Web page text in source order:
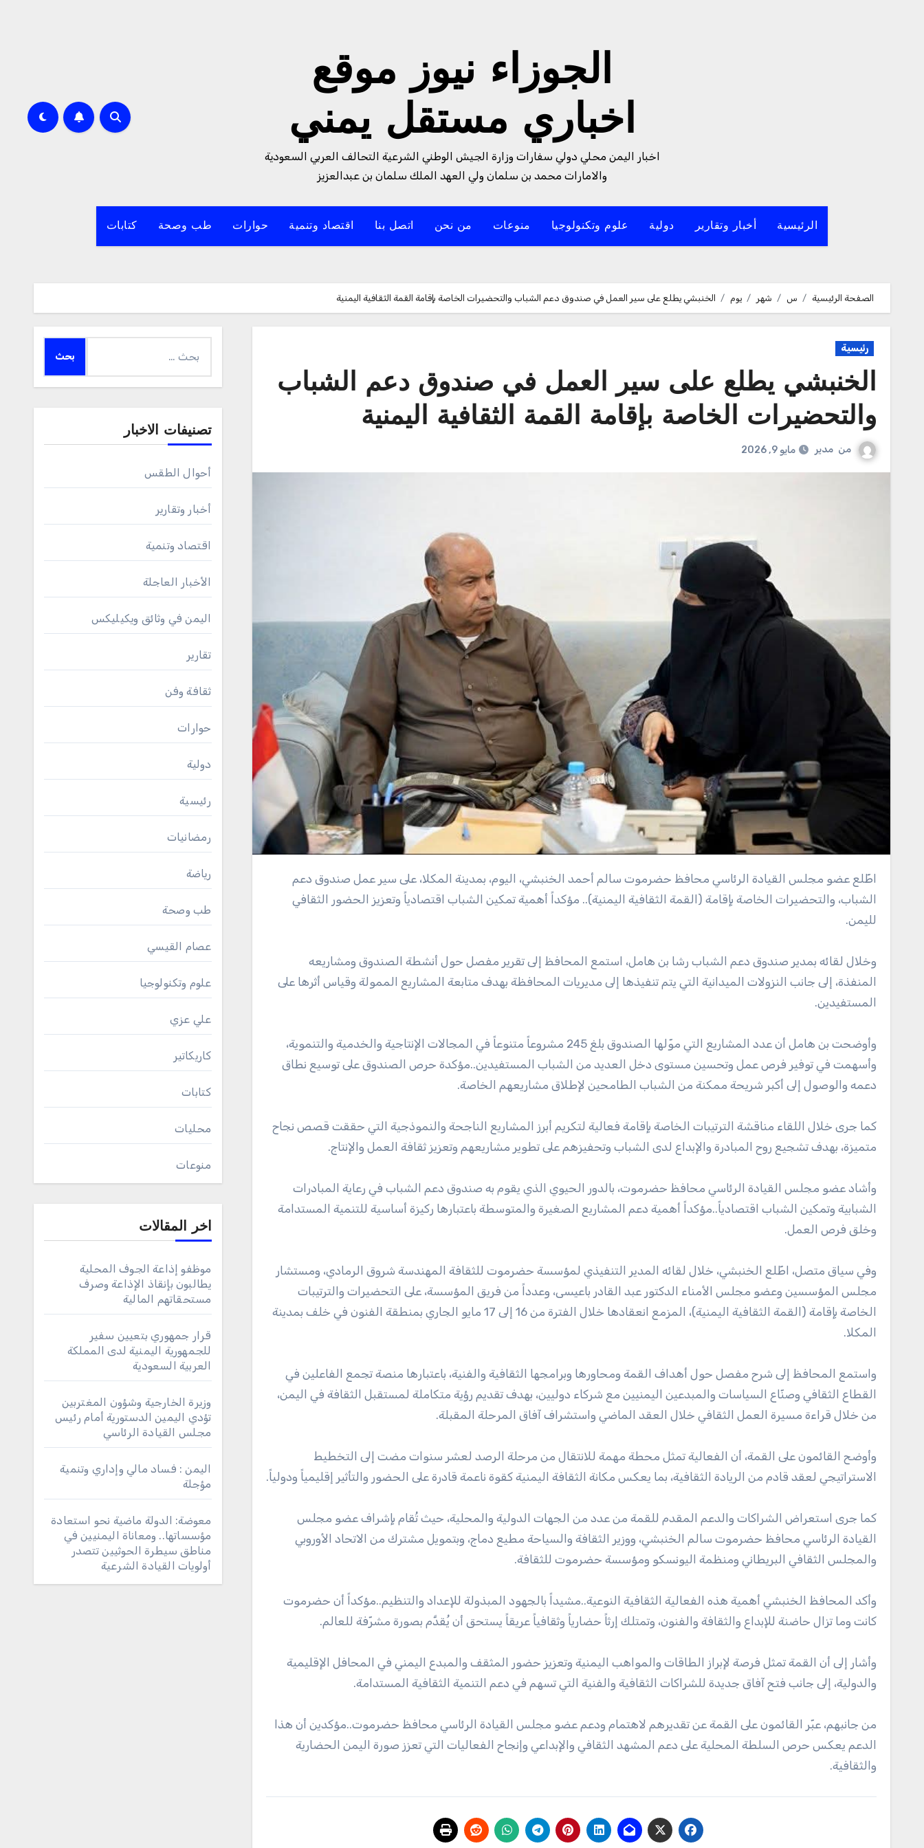
الجوزاء نيوز موقع
اخباري مستقل يمني
اخبار اليمن محلي دولي سفارات وزارة الجيش الوطني الشرعية التحالف العربي السعودية
والامارات محمد بن سلمان ولي العهد الملك سلمان بن عبدالعزيز
الرئيسية أخبار وتقارير دولية علوم وتكنولوجيا منوعات من نحن اتصل بنا اقتصاد وتنمية حوارات طب وصحة كتابات
الصفحة الرئيسية س شهر يوم الخنبشي يطلع على سير العمل في صندوق دعم الشباب والتحضيرات الخاصة بإقامة القمة الثقافية اليمنية
رئيسية
الخنبشي يطلع على سير العمل في صندوق دعم الشباب
والتحضيرات الخاصة بإقامة القمة الثقافية اليمنية
من مدير مايو 9, 2026
الشباب، والتحضيرات الخاصة بإقامة (القمة الثقافية اليمنية).. مؤكداً أهمية تمكين الشباب اقتصادياً وتعزيز الحضور الثقافي
لليمن.
وخلال لقائه بمدير صندوق دعم الشباب رشا بن هامل، استمع المحافظ إلى تقرير مفصل حول أنشطة الصندوق ومشاريعه
المنفذة، إلى جانب النزولات الميدانية التي يتم تنفيذها إلى مديريات المحافظة بهدف متابعة المشاريع الممولة وقياس أثرها على
المستفيدين.
وأوضحت بن هامل أن عدد المشاريع التي موّلها الصندوق بلغ 245 مشروعاً متنوعاً في المجالات الإنتاجية والخدمية والتنموية،
وأسهمت في توفير فرص عمل وتحسين مستوى دخل العديد من الشباب المستفيدين..مؤكدة حرص الصندوق على توسيع نطاق
دعمه والوصول إلى أكبر شريحة ممكنة من الشباب الطامحين لإطلاق مشاريعهم الخاصة.
كما جرى خلال اللقاء مناقشة الترتيبات الخاصة بإقامة فعالية لتكريم أبرز المشاريع الناجحة والنموذجية التي حققت قصص نجاح
متميزة، بهدف تشجيع روح المبادرة والإبداع لدى الشباب وتحفيزهم على تطوير مشاريعهم وتعزيز ثقافة العمل والإنتاج.
وأشاد عضو مجلس القيادة الرئاسي محافظ حضرموت، بالدور الحيوي الذي يقوم به صندوق دعم الشباب في رعاية المبادرات
الشبابية وتمكين الشباب اقتصادياً..مؤكداً أهمية دعم المشاريع الصغيرة والمتوسطة باعتبارها ركيزة أساسية للتنمية المستدامة
وخلق فرص العمل.
وفي سياق متصل، اطّلع الخنبشي، خلال لقائه المدير التنفيذي لمؤسسة حضرموت للثقافة المهندسة شروق الرمادي، ومستشار
مجلس المؤسسين وعضو مجلس الأمناء الدكتور عبد القادر باعيسى، وعدداً من فريق المؤسسة، على التحضيرات والترتيبات
الخاصة بإقامة (القمة الثقافية اليمنية)، المزمع انعقادها خلال الفترة من 16 إلى 17 مايو الجاري بمنطقة الفنون في خلف بمدينة
المكلا.
واستمع المحافظ إلى شرح مفصل حول أهداف القمة ومحاورها وبرامجها الثقافية والفنية، باعتبارها منصة تجمع الفاعلين في
القطاع الثقافي وصنّاع السياسات والمبدعين اليمنيين مع شركاء دوليين، بهدف تقديم رؤية متكاملة لمستقبل الثقافة في اليمن،
من خلال قراءة مسيرة العمل الثقافي خلال العقد الماضي واستشراف آفاق المرحلة المقبلة.
وأوضح القائمون على القمة، أن الفعالية تمثل محطة مهمة للانتقال من مرحلة الرصد لعشر سنوات مضت إلى التخطيط
الاستراتيجي لعقد قادم من الريادة الثقافية، بما يعكس مكانة الثقافة اليمنية كقوة ناعمة قادرة على الحضور والتأثير إقليمياً ودولياً.
كما جرى استعراض الشراكات والدعم المقدم للقمة من عدد من الجهات الدولية والمحلية، حيث تُقام بإشراف عضو مجلس
القيادة الرئاسي محافظ حضرموت سالم الخنبشي، ووزير الثقافة والسياحة مطيع دماج، وبتمويل مشترك من الاتحاد الأوروبي
والمجلس الثقافي البريطاني ومنظمة اليونسكو ومؤسسة حضرموت للثقافة.
وأكد المحافظ الخنبشي أهمية هذه الفعالية الثقافية النوعية..مشيداً بالجهود المبذولة للإعداد والتنظيم..مؤكداً أن حضرموت
كانت وما تزال حاضنة للإبداع والثقافة والفنون، وتمتلك إرثاً حضارياً وثقافياً عريقاً يستحق أن يُقدَّم بصورة مشرّفة للعالم.
وأشار إلى أن القمة تمثل فرصة لإبراز الطاقات والمواهب اليمنية وتعزيز حضور المثقف والمبدع اليمني في المحافل الإقليمية
والدولية، إلى جانب فتح آفاق جديدة للشراكات الثقافية والفنية التي تسهم في دعم التنمية الثقافية المستدامة.
من جانبهم، عبّر القائمون على القمة عن تقديرهم لاهتمام ودعم عضو مجلس القيادة الرئاسي محافظ حضرموت..مؤكدين أن هذا
الدعم يعكس حرص السلطة المحلية على دعم المشهد الثقافي والإبداعي وإنجاح الفعاليات التي تعزز صورة اليمن الحضارية
والثقافية.
عن:
تصنيفات الاخبار
أحوال الطقس
أخبار وتقارير
اقتصاد وتنمية
الأخبار العاجلة
اليمن في وثائق ويكيليكس
تقارير
ثقافة وفن
حوارات
دولية
رئيسية
رمضانيات
رياضة
طب وصحة
عصام القيسي
علوم وتكنولوجيا
علي عزي
كاريكاتير
كتابات
محليات
منوعات
اخر المقالات
موظفو إذاعة الجوف المحلية
يطالبون بإنقاذ الإذاعة وصرف
مستحقاتهم المالية
قرار جمهوري بتعيين سفير
للجمهورية اليمنية لدى المملكة
العربية السعودية
وزيرة الخارجية وشؤون المغتربين
تؤدي اليمين الدستورية أمام رئيس
مجلس القيادة الرئاسي
اليمن : فساد مالي وإداري وتنمية
مؤجلة
معوضة: الدولة ماضية نحو استعادة
مؤسساتها.. ومعاناة اليمنيين في
مناطق سيطرة الحوثيين تتصدر
أولويات القيادة الشرعية